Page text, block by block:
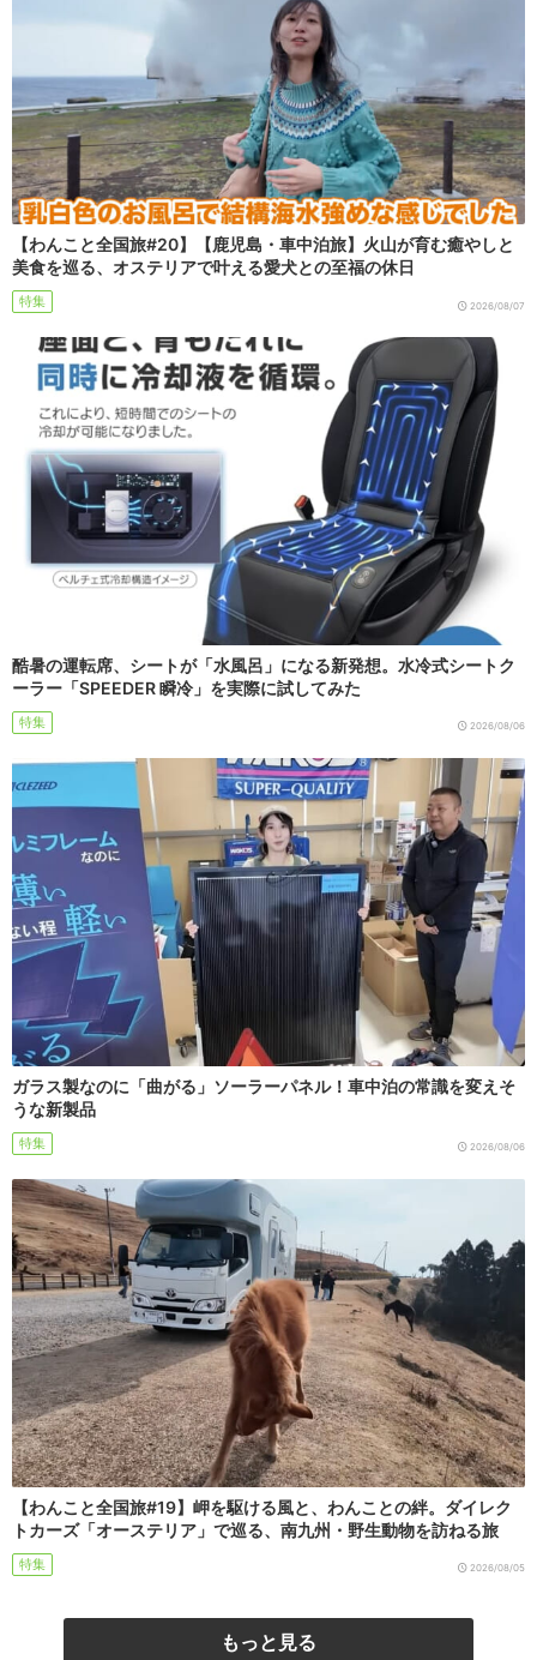
【わんこと全国旅#20】【鹿児島・車中泊旅】火山が育む癒やしと
美食を巡る、オステリアで叶える愛犬との至福の休日
特集 2026/08/07
酷暑の運転席、シートが「水風呂」になる新発想。水冷式シートク
ーラー「SPEEDER 瞬冷」を実際に試してみた
特集 2026/08/06
ガラス製なのに「曲がる」ソーラーパネル！車中泊の常識を変えそ
うな新製品
特集 2026/08/06
【わんこと全国旅#19】岬を駆ける風と、わんことの絆。ダイレク
トカーズ「オーステリア」で巡る、南九州・野生動物を訪ねる旅
特集 2026/08/05
もっと見る